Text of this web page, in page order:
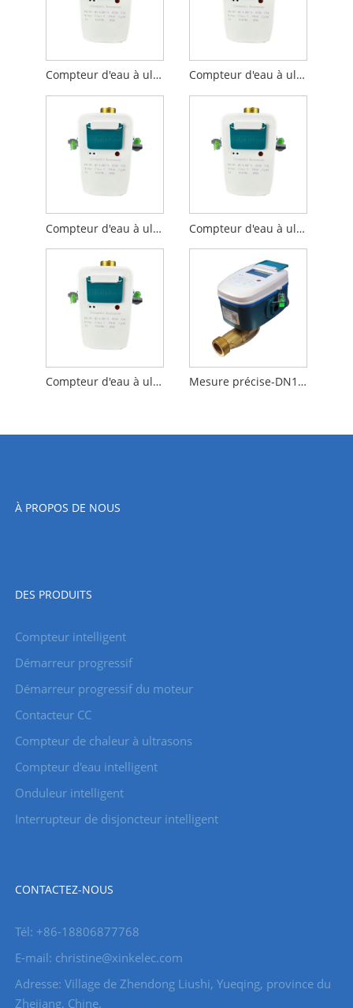
Compteur d'eau à ultrasons DN15 de haute qualité avec RS485 Modbus (m-bus) Compteur d'eau à ultrasons DN20 de haute qualité avec RS485 Modbus (m-bus)
Compteur d'eau à ultrasons de haute qualité-DN25 avec RS485 Modbus (m-bus) Compteur d'eau à ultrasons de haute qualité-DN32 avec RS485 Modbus (m-bus)
Compteur d'eau à ultrasons de haute qualité-DN40 avec RS485 Modbus (m-bus) Mesure précise-DN15-NB-IOT Compteur d'eau à ultrasons
À PROPOS DE NOUS
DES PRODUITS
Compteur intelligent
Démarreur progressif
Démarreur progressif du moteur
Contacteur CC
Compteur de chaleur à ultrasons
Compteur d'eau intelligent
Onduleur intelligent
Interrupteur de disjoncteur intelligent
CONTACTEZ-NOUS
Tél: +86-18806877768
E-mail: christine@xinkelec.com
Adresse: Village de Zhendong Liushi, Yueqing, province du
Zhejiang, Chine.